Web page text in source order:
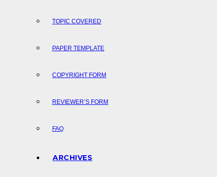
TOPIC COVERED
PAPER TEMPLATE
COPYRIGHT FORM
REVIEWER’S FORM
FAQ
ARCHIVES